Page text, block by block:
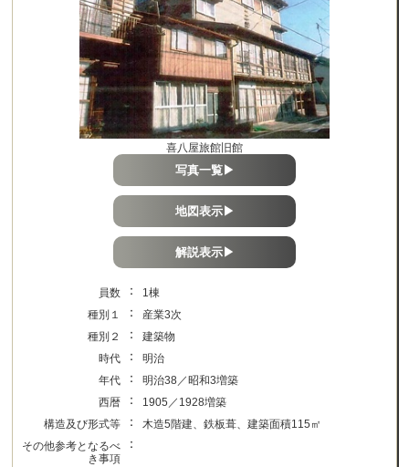
喜八屋旅館旧館
写真一覧▶
地図表示▶
解説表示▶
員数 ：
1棟
種別１
：
産業3次
種別２
：
建築物
時代
：
明治
年代
：
明治38／昭和3増築
西暦
：
1905／1928増築
構造及び形式等
：
木造5階建、鉄板葺、建築面積115㎡
その他参考となるべ
き事項
：